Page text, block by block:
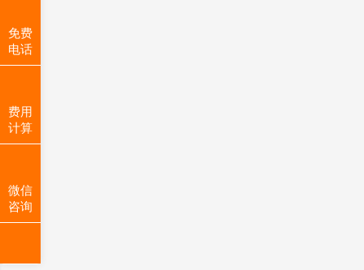
免费
电话
费用
计算
微信
咨询